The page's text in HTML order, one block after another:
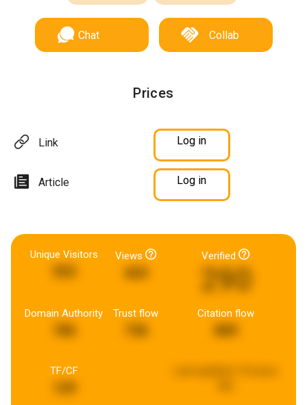
Chat Collab
Prices
Link Log in
Article Log in
Unique Visitors Views Verified
290
Domain Authority
786
Trust flow Citation flow
889
TF/CF